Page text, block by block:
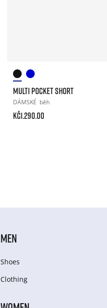
MULTI POCKET SHORT
DÁMSKÉ běh
Kč1.290.00
MEN
Shoes
Clothing